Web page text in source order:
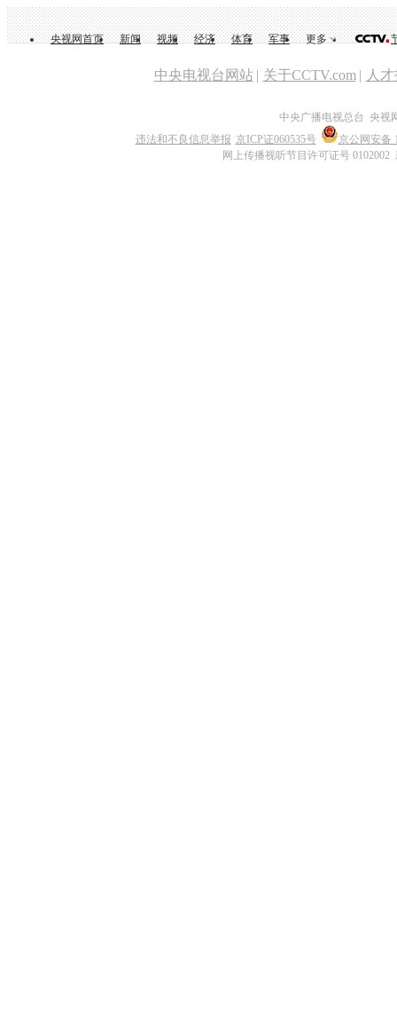
央视网首页 新闻 视频 经济 体育 军事 更多
中央电视台网站 | 关于CCTV.com | 人
中央广播电视总台 央视
违法和不良信息举报 京ICP证060535号
京公网安备
网上传播视听节目许可证号 0102002